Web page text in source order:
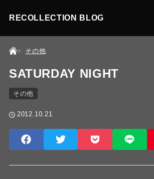
RECOLLECTION BLOG
その他
SATURDAY NIGHT
その他
2012.10.21